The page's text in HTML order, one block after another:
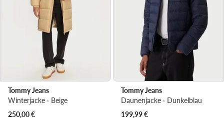
Tommy Jeans
Winterjacke · Beige
250,00€
Tommy Jeans
Daunenjacke · Dunkelblau
199,99€